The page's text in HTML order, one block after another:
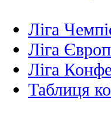
Ліга
Ліга
Ліга
Таблиця